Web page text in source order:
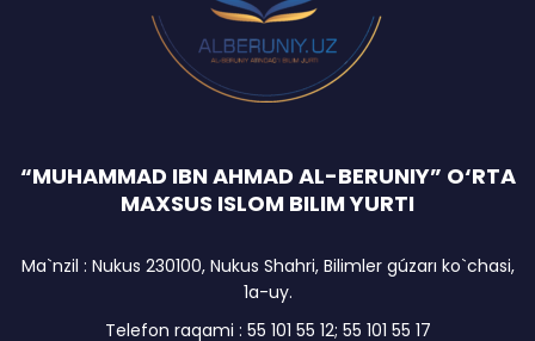
“MUHAMMAD IBN AHMAD AL-BERUNIY” O‘RTA
MAXSUS ISLOM BILIM YURTI
Ma`nzil : Nukus 230100, Nukus Shahri, Bilimler gúzarı ko`chasi,
1a-uy.
Telefon raqami : 55 101 55 12; 55 101 55 17